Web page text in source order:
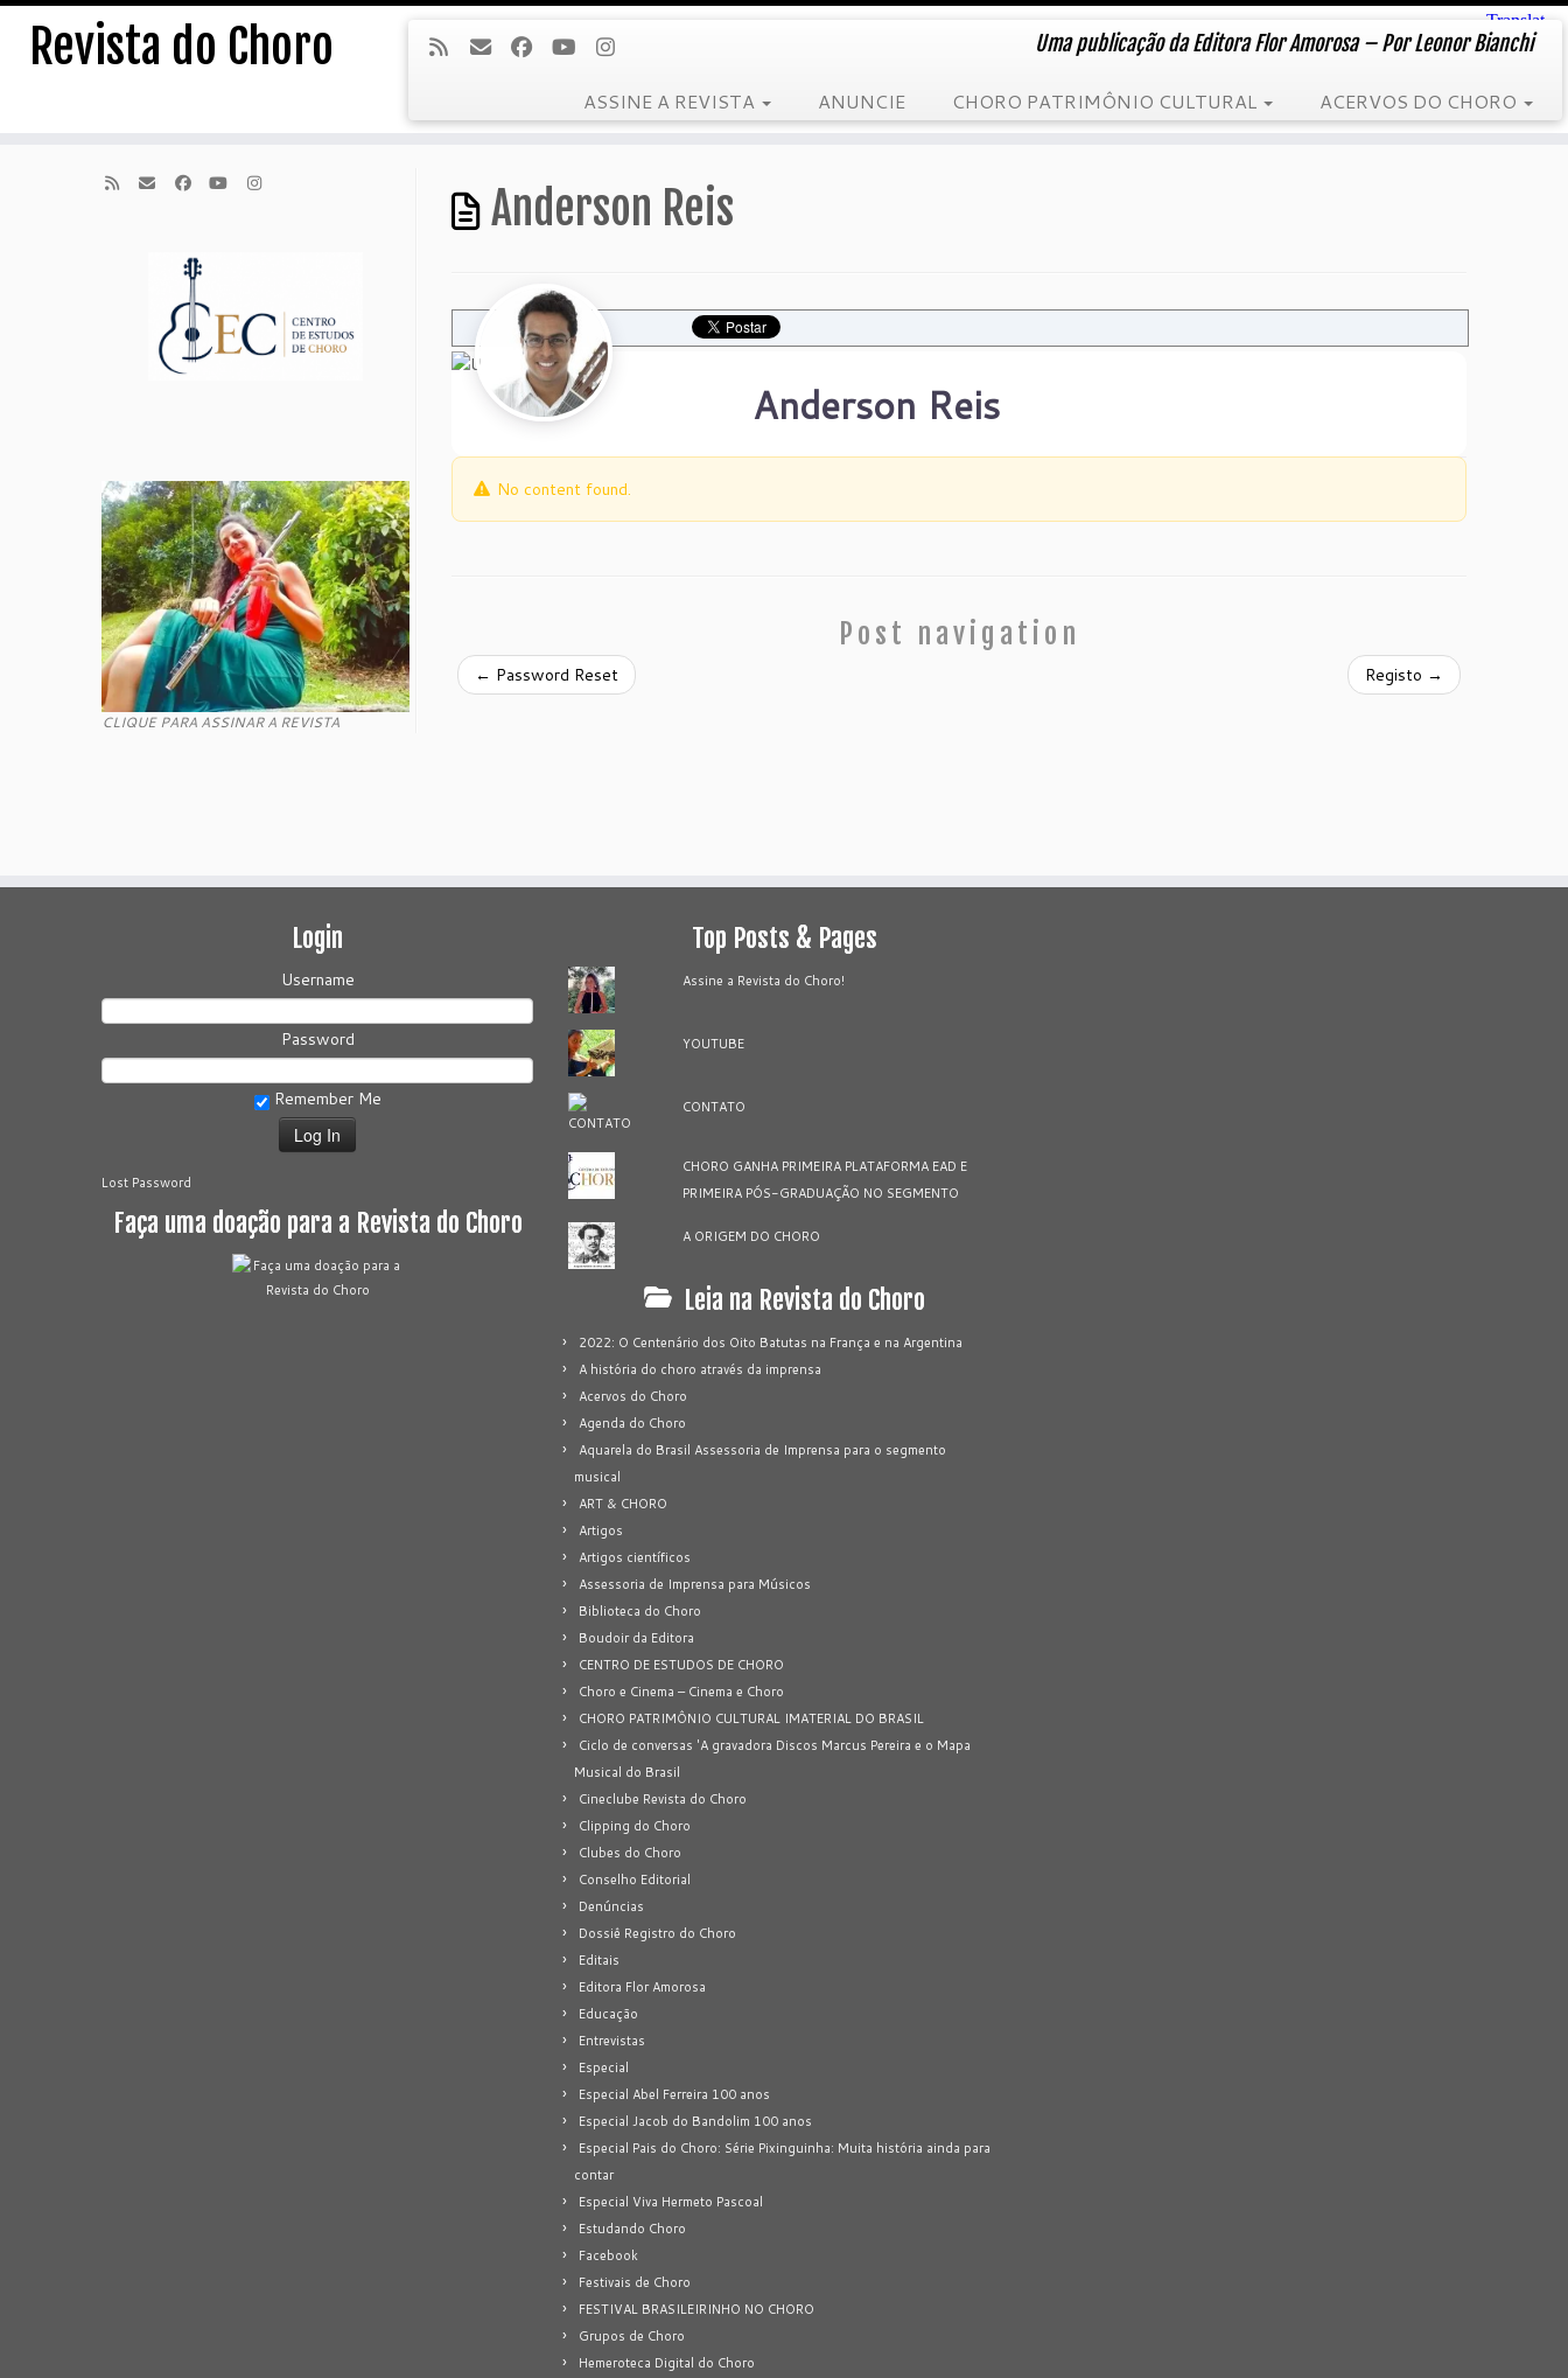
Skip
contentRevista do Choro Uma publicação da Editora Flor Amorosa – Por Leonor Bianchi
ASSINE A REVISTA ANUNCIE CHORO PATRIMÔNIO CULTURAL ACERVOS DO CHORO
CLIQUE PARA ASSINAR A REVISTA
Anderson Reis
Anderson Reis
1
No content found.
Post navigation
← Password Reset Registo →
Login
Username
Password
Remember Me
Lost Password
Faça uma doação para a Revista do Choro
Top Posts & Pages
Assine a Revista do Choro!
YOUTUBE
CONTATO
CHORO GANHA PRIMEIRA PLATAFORMA EAD E
PRIMEIRA PÓS-GRADUAÇÃO NO SEGMENTO
A ORIGEM DO CHORO
Leia na Revista do Choro
2022: O Centenário dos Oito Batutas na França e na Argentina
A história do choro através da imprensa
Acervos do Choro
Agenda do Choro
Aquarela do Brasil Assessoria de Imprensa para o segmento
musical
ART & CHORO
Artigos
Artigos científicos
Assessoria de Imprensa para Músicos
Biblioteca do Choro
Boudoir da Editora
CENTRO DE ESTUDOS DE CHORO
Choro e Cinema – Cinema e Choro
CHORO PATRIMÔNIO CULTURAL IMATERIAL DO BRASIL
Ciclo de conversas 'A gravadora Discos Marcus Pereira e o Mapa
Musical do Brasil
Cineclube Revista do Choro
Clipping do Choro
Clubes do Choro
Conselho Editorial
Denúncias
Dossiê Registro do Choro
Editais
Editora Flor Amorosa
Educação
Entrevistas
Especial
Especial Abel Ferreira 100 anos
Especial Jacob do Bandolim 100 anos
Especial Pais do Choro: Série Pixinguinha: Muita história ainda para
contar
Especial Viva Hermeto Pascoal
Estudando Choro
Facebook
Festivais de Choro
FESTIVAL BRASILEIRINHO NO CHORO
Grupos de Choro
Hemeroteca Digital do Choro